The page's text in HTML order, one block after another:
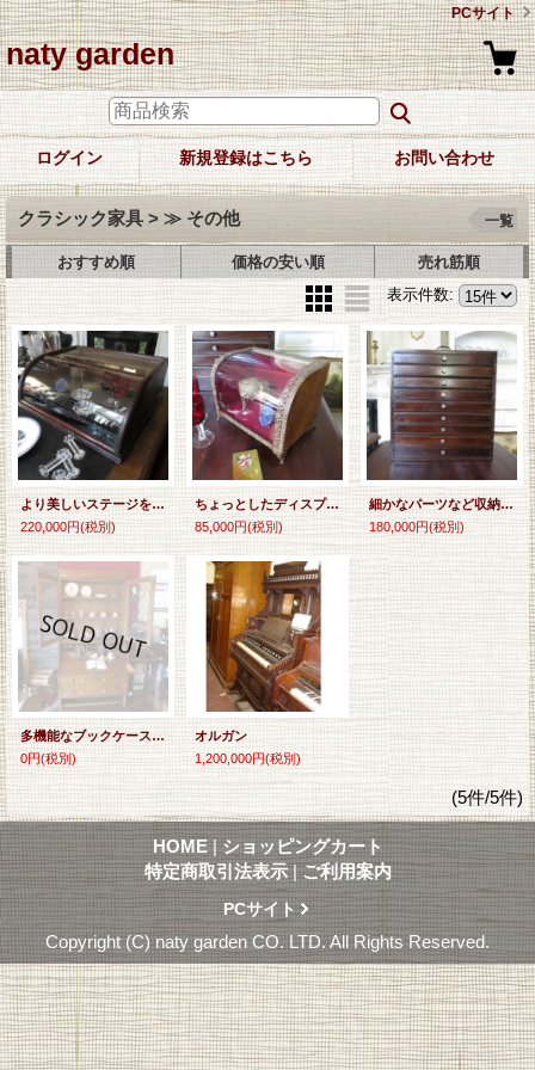
PCサイト
naty garden
ログイン 新規登録はこちら お問い合わせ
クラシック家具 > ≫ その他 一覧
おすすめ順 価格の安い順
売れ筋順
表示件数:
より美しいステージを用意してくれるガラスケースです。
220,000円(税別)
ちょっとしたディスプレイが素敵なジュエリーケース
85,000円(税別)
細かなパーツなど収納できるスモールドロワー
180,000円(税別)
多機能なブックケースビューロー
0円(税別)
オルガン
1,200,000円(税別)
(5件/5件)
HOME | ショッピングカート
特定商取引法表示 | ご利用案内
PCサイト
Copyright (C) naty garden CO. LTD. All Rights Reserved.